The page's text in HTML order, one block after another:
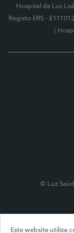
Este website utiliza
Hospital da Luz
Registo ERS - E111012
|
© Luz